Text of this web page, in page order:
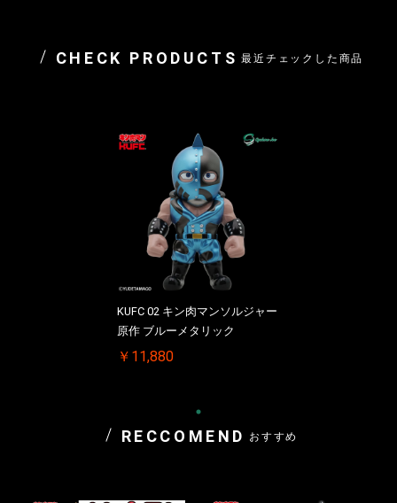
CHECK PRODUCTS 最近チェックした商品
KUFC 02 キン肉マンソルジャー
原作 ブルーメタリック
￥11,880
RECCOMEND おすすめ